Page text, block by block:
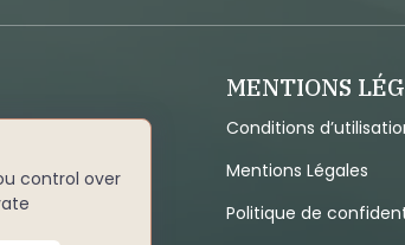
MENTIONS
Conditions
Mentions Légales
Politique de
control over